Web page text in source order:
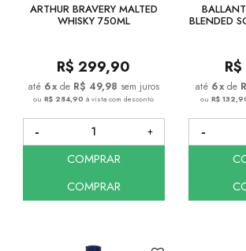
ARTHUR BRAVERY MALTED
WHISKY 750ML
R$ 299,90
6x de R$ 49,98 sem juros
ouR$ 284,90à vista com desconto
COMPRAR
COMPRAR
BLENDED
R$
6x de
ou R$